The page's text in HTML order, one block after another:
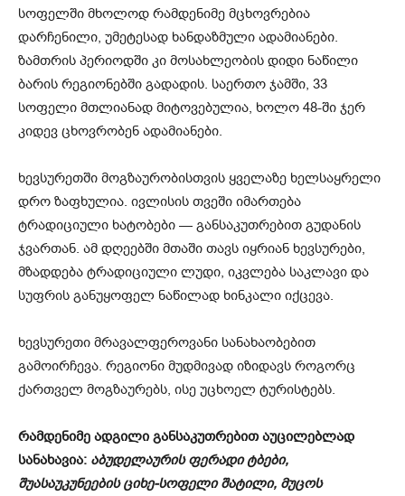
სოფელში მხოლოდ რამდენიმე მცხოვრებია
დარჩენილი, უმეტესად ხანდაზმული ადამიანები.
ზამთრის პერიოდში კი მოსახლეობის დიდი ნაწილი
ბარის რეგიონებში გადადის. საერთო ჯამში, 33
სოფელი მთლიანად მიტოვებულია, ხოლო 48-ში ჯერ
კიდევ ცხოვრობენ ადამიანები.
ხევსურეთში მოგზაურობისთვის ყველაზე ხელსაყრელი
დრო ზაფხულია. ივლისის თვეში იმართება
ტრადიციული ხატობები — განსაკუთრებით გუდანის
ჯვართან. ამ დღეებში მთაში თავს იყრიან ხევსურები,
მზადდება ტრადიციული ლუდი, იკვლება საკლავი და
სუფრის განუყოფელ ნაწილად ხინკალი იქცევა.
ხევსურეთი მრავალფეროვანი სანახაობებით
გამოირჩევა. რეგიონი მუდმივად იზიდავს როგორც
ქართველ მოგზაურებს, ისე უცხოელ ტურისტებს.
რამდენიმე ადგილი განსაკუთრებით აუცილებლად
სანახავია: აბუდელაურის ფერადი ტბები,
შუასაუკუნეების ციხე-სოფელი შატილი, მუცოს